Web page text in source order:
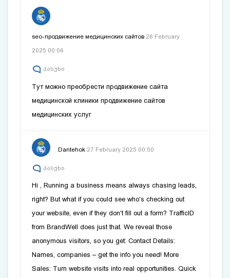
seo-продвижение медицинских сайтов 26 February
2025 00:06
პასუხი
Тут можно преобрести продвижение сайта
медицинской клиникипродвижение сайтов
медицинских услуг
Dantehok 27 February 2025 00:50
პასუხი
Hi , Running a business means always chasing leads,
right? But what if you could see who's checking out
your website, even if they don't fill out a form? TrafficID
from BrandWell does just that. We reveal those
anonymous visitors, so you get: Contact Details:
Names, companies – get the info you need! More
Sales: Turn website visits into real opportunities. Quick